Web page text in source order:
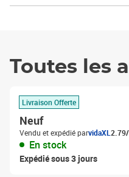
Toutes les
Livraison Offerte
Neuf
Vendu et expédié parvidaXL
En stock
Expédié sous 3 jours